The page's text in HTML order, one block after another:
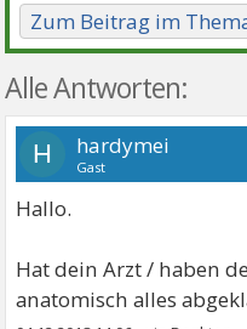
Zum Beitrag im
Alle Antworten:
H hardymei
Gast
Hallo.
Hat dein Arzt / haben
anatomisch alles